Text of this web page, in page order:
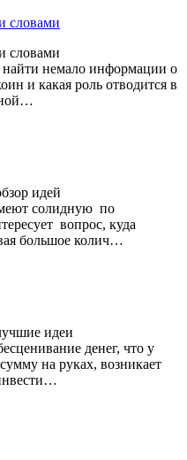
словами
словами
немало информации о
и какая роль отводится в
идей
солидную по
вопрос, куда
большое колич…
идеи
денег, что у
на руках, возникает